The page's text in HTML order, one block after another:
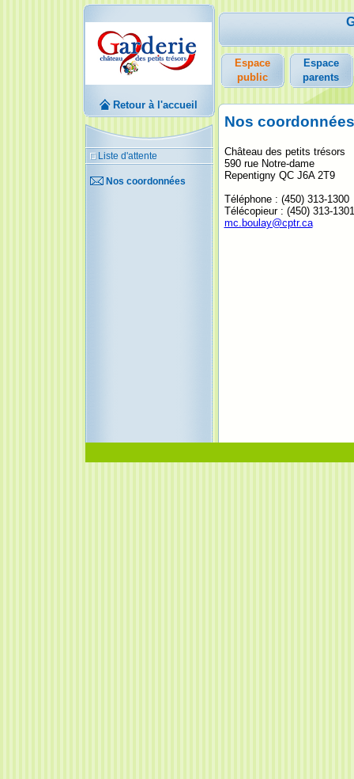
Retour à l'accueil
Espace
public
Espace
parents
Liste d'attente
Nos coordonnées
Nos coordonnées
Château des petits trésors
590 rue Notre-dame
Repentigny QC J6A 2T9
Téléphone : (450) 313-1300
Télécopieur : (450) 313-1301
mc.boulay@cptr.ca